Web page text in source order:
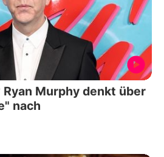
Murphy denkt über
nach